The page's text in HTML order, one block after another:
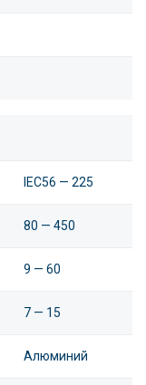
IEC56 — 225
80 — 450
9 — 60
7 — 15
Алюминий